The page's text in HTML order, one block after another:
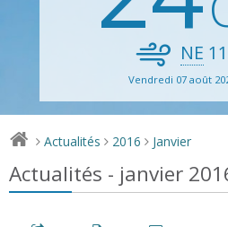
NE 11
Vendredi 07 août
> Actualités > 2016 > Janvier
Actualités - janvier